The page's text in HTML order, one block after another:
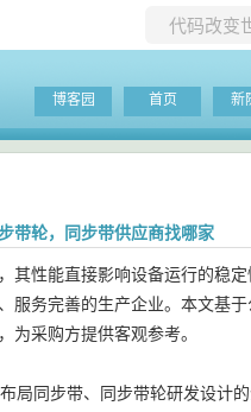
博客园 首页 新
带轮，同步带供应商找哪家
性能直接影响设备运行的稳
务完善的生产企业。本文基
为采购方提供客观参考。
同步带、同步带轮研发设计